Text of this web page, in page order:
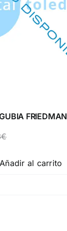
FRIEDMAN
€El
original
era:
El
actual
es:
Añadir al carrito